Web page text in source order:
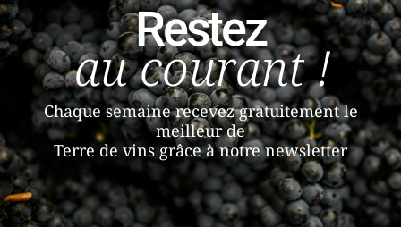
Restez
au courant !
Chaque semaine recevez gratuitement le
meilleur de
Terre de vins grâce à notre newsletter